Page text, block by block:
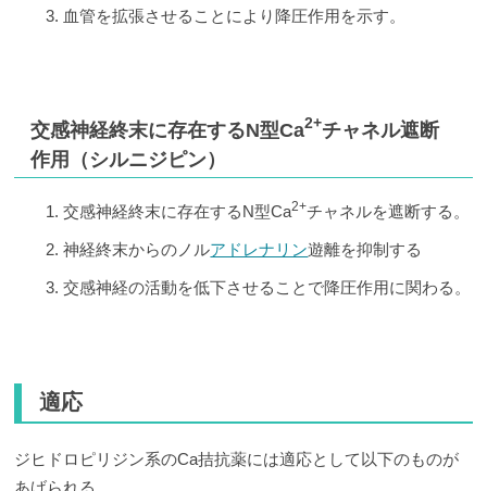
血管を拡張させることにより降圧作用を示す。
交感神経終末に存在するN型Ca2+チャネル遮断
作用（シルニジピン）
交感神経終末に存在するN型Ca2+チャネルを遮断する。
神経終末からのノルアドレナリン遊離を抑制する
交感神経の活動を低下させることで降圧作用に関わる。
適応
ジヒドロピリジン系のCa拮抗薬には適応として以下のものが
あげられる。